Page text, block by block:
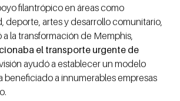
filantrópico en áreas como
deporte, artes y desarrollo comunitario,
la transformación de Memphis,
el transporte urgente de
ayudó a establecer un modelo
beneficiado a innumerables empresas